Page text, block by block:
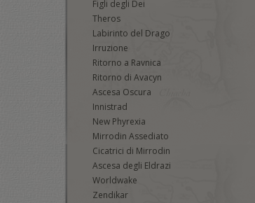
Figli degli Dei
Theros
Labirinto del Drago
Irruzione
Ritorno a Ravnica
Ritorno di Avacyn
Ascesa Oscura
Innistrad
New Phyrexia
Mirrodin Assediato
Cicatrici di Mirrodin
Ascesa degli Eldrazi
Worldwake
Zendikar